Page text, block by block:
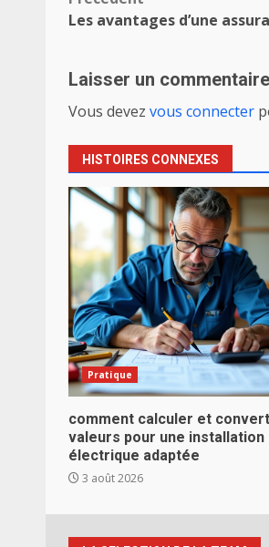
d’article
Les avantages d’une
Laisser un commentaire
Vous devez vous connecter
HISTOIRES CONNEXES
Pratique
comment calculer et
valeurs pour une installation
électrique adaptée
3 août 2026